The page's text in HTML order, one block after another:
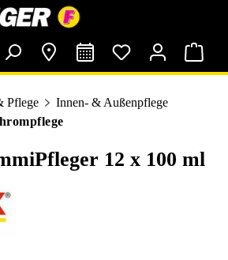
Pflege
Innen- & Außenpflege
12 x 100 ml